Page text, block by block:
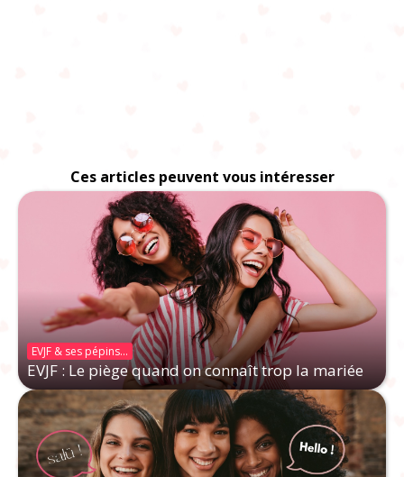
Ces articles peuvent vous intéresser
EVJF & ses pépins...
EVJF : Le piège quand on connaît trop la mariée